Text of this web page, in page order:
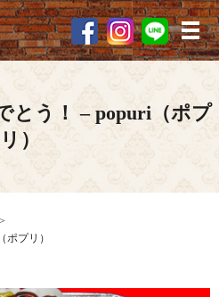
メ
う！ – popuri（ポプ
リ）
プリ）